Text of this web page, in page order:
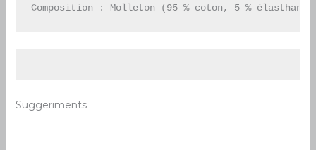
Composition : Molleton (95 % coton, 5 %
Suggeriments